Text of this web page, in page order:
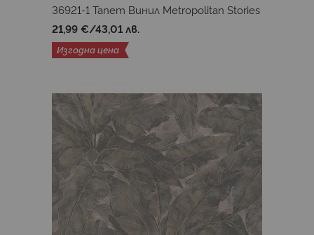
Greenwall 1
Home Style History of art 2
Joules Just Kitchens Kimono
La soie La toile Le Lin
Le velours Les Unis Linessence
M. C. Escher Makalle Manille
Materea Materica
36921-1 Тапет Винил Metropolitan Stories
21,99 €/43,01 лв.
Изгодна цена